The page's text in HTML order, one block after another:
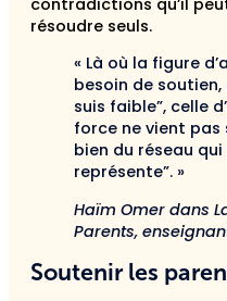
résoudre seuls.
« Là où la figure
besoin de
suis faible”, celle
force ne vient pas
bien du réseau
représente”. »
Haïm Omer dans
Parents,
Soutenir les